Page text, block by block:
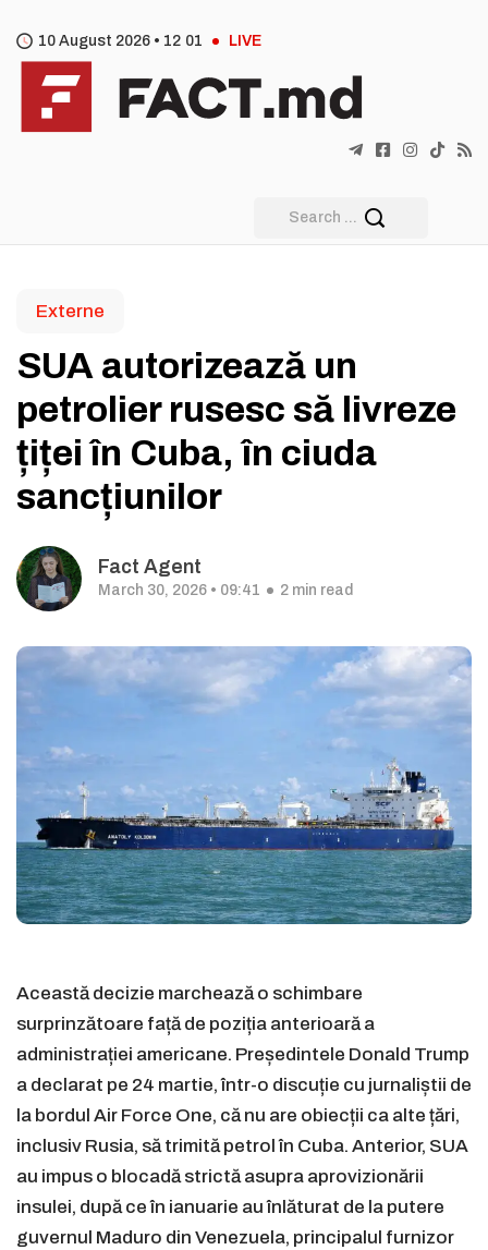
10 August 2026 • 12 01 LIVE
Externe
SUA autorizează un
petrolier rusesc să livreze
țiței în Cuba, în ciuda
sancțiunilor
Fact Agent
March 30, 2026 • 09:41 2 min read
Această decizie marchează o schimbare
surprinzătoare față de poziția anterioară a
administrației americane. Președintele Donald Trump
a declarat pe 24 martie, într-o discuție cu jurnaliștii de
la bordul Air Force One, că nu are obiecții ca alte țări,
inclusiv Rusia, să trimită petrol în Cuba. Anterior, SUA
au impus o blocadă strictă asupra aprovizionării
insulei, după ce în ianuarie au înlăturat de la putere
guvernul Maduro din Venezuela, principalul furnizor